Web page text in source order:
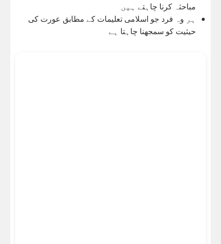
مباحثہ کرنا چاہتے ہیں
ہر وہ فرد جو اسلامی تعلیمات کے مطابق عورت کی
حیثیت کو سمجھنا چاہتا ہے